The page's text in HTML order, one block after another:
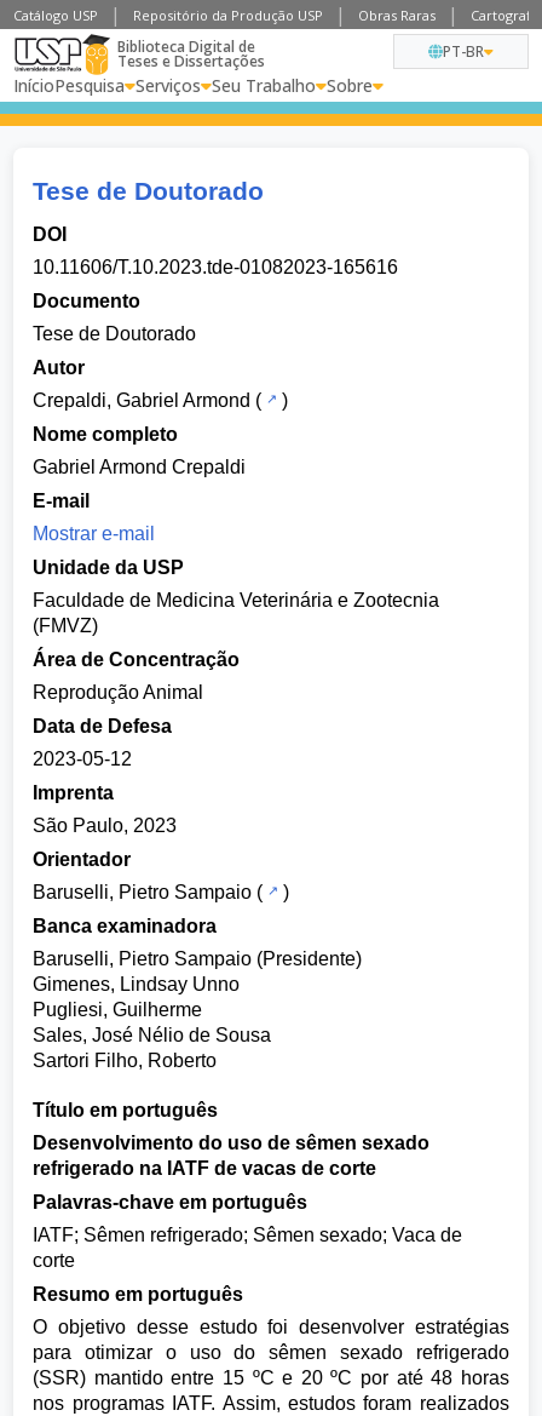
Catálogo USP Repositório da Produção USP Obras Raras
Biblioteca Digital de
Teses e Dissertações
InícioPesquisa Serviços Seu Trabalho Sobre
PT-BR
Tese de Doutorado
DOI
10.11606/T.10.2023.tde-01082023-165616
Documento
Tese de Doutorado
Autor
Crepaldi, Gabriel Armond (
)
Nome completo
Gabriel Armond Crepaldi
E-mail
Mostrar e-mail
Unidade da USP
Faculdade de Medicina Veterinária e Zootecnia
(FMVZ)
Área de Concentração
Reprodução Animal
Data de Defesa
2023-05-12
Imprenta
São Paulo, 2023
Orientador
Baruselli, Pietro Sampaio (
)
Banca examinadora
Baruselli, Pietro Sampaio (Presidente)
Gimenes, Lindsay Unno
Pugliesi, Guilherme
Sales, José Nélio de Sousa
Sartori Filho, Roberto
Título em português
Desenvolvimento do uso de sêmen sexado
refrigerado na IATF de vacas de corte
Palavras-chave em português
IATF; Sêmen refrigerado; Sêmen sexado; Vaca de
corte
Resumo em português
O objetivo desse estudo foi desenvolver estratégias
para otimizar o uso do sêmen sexado refrigerado
(SSR) mantido entre 15 ºC e 20 ºC por até 48 horas
nos programas IATF. Assim, estudos foram realizados